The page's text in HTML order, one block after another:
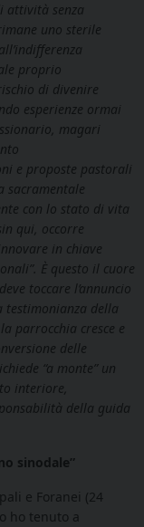
attività senza
uno sterile
proprio
di divenire
esperienze ormai
magari
e proposte pastorali
sacramentale
con lo stato di vita
qui, occorre
in chiave
È questo il cuore
toccare l’annuncio
testimonianza della
parrocchia cresce e
delle
“a monte” un
interiore,
della guida
sinodale”
e Foranei (24
ho tenuto a